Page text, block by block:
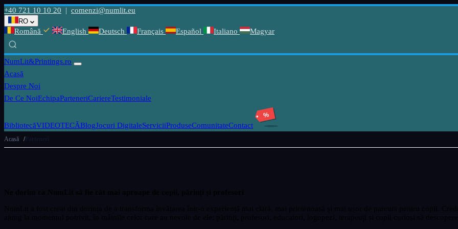
+40 721 10 10 20 | comenzi@numlit.eu
RO
Română English Deutsch Français Español Italiano Magyar
NumLit&Printings.ro
Acasă
Despre Noi
De Ce NoiEchipaParteneriCariereTestimoniale
BibliotecăVIDEOTECĂBlogJocuri DigitaleServiciiProduseComunitateContact
%
Acasă Parteneri